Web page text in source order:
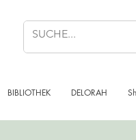
BIBLIOTHEK DELORAH